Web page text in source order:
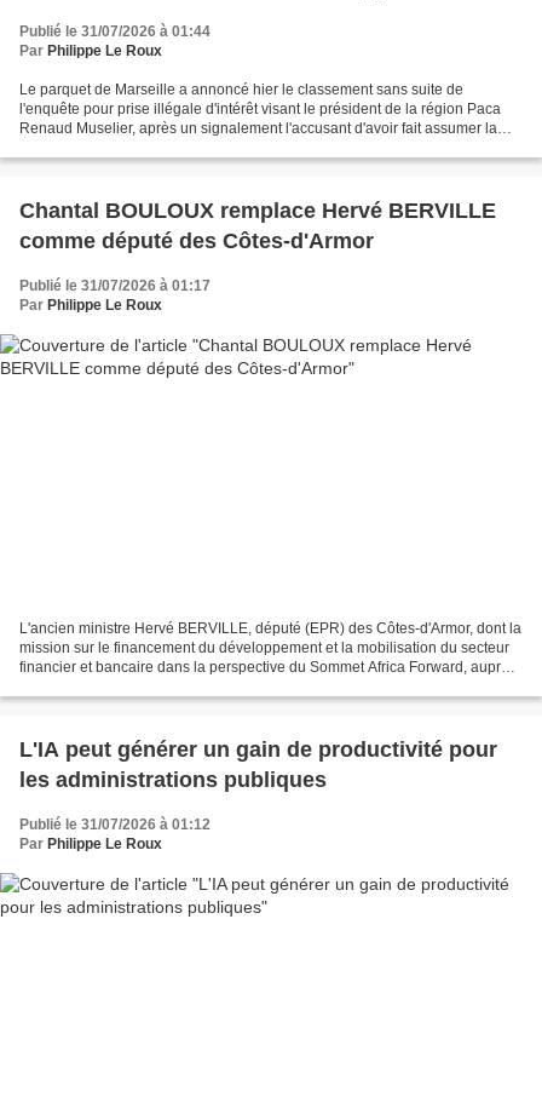
Publié le 31/07/2026 à 01:44
Par Philippe Le Roux
Le parquet de Marseille a annoncé hier le classement sans suite de
l'enquête pour prise illégale d'intérêt visant le président de la région Paca
Renaud Muselier, après un signalement l'accusant d'avoir fait assumer la
Chantal BOULOUX remplace Hervé BERVILLE
comme député des Côtes-d'Armor
Publié le 31/07/2026 à 01:17
Par Philippe Le Roux
L'ancien ministre Hervé BERVILLE, député (EPR) des Côtes-d'Armor, dont la
mission sur le financement du développement et la mobilisation du secteur
financier et bancaire dans la perspective du Sommet Africa Forward, auprès
L'IA peut générer un gain de productivité pour
les administrations publiques
Publié le 31/07/2026 à 01:12
Par Philippe Le Roux